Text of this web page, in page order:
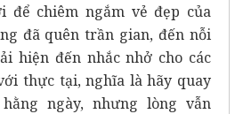
để chiêm ngắm vẻ đẹp của
đã quên trần gian, đến nỗi
hiện đến nhắc nhở cho các
thực tại, nghĩa là hãy quay
ngày, nhưng lòng vẫn